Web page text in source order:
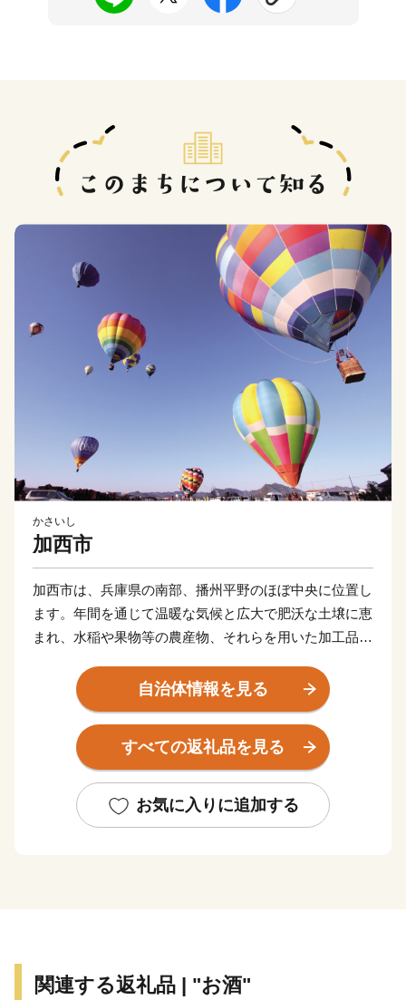
かさいし
加西市
加西市は、兵庫県の南部、播州平野のほぼ中央に位置し
ます。年間を通じて温暖な気候と広大で肥沃な土壌に恵
まれ、水稲や果物等の農産物、それらを用いた加工品が
また、日本最古の地誌「播磨国風土記」にも登場する自
然と歴史が融合したまちで赤穂義士のゆかりの地でもあ
ります。
市内には古法華自然公園やフラワーセンター、五百羅
中を北条鉄道も走っています。さらに、11月～5月には
全国から多くの気球チームが訪れ、市内上空に気球を眺
重な財源として活用させていただきます。是非、このふ
自治体情報を見る
すべての返礼品を見る
お気に入りに追加する
関連する返礼品 | "お酒"